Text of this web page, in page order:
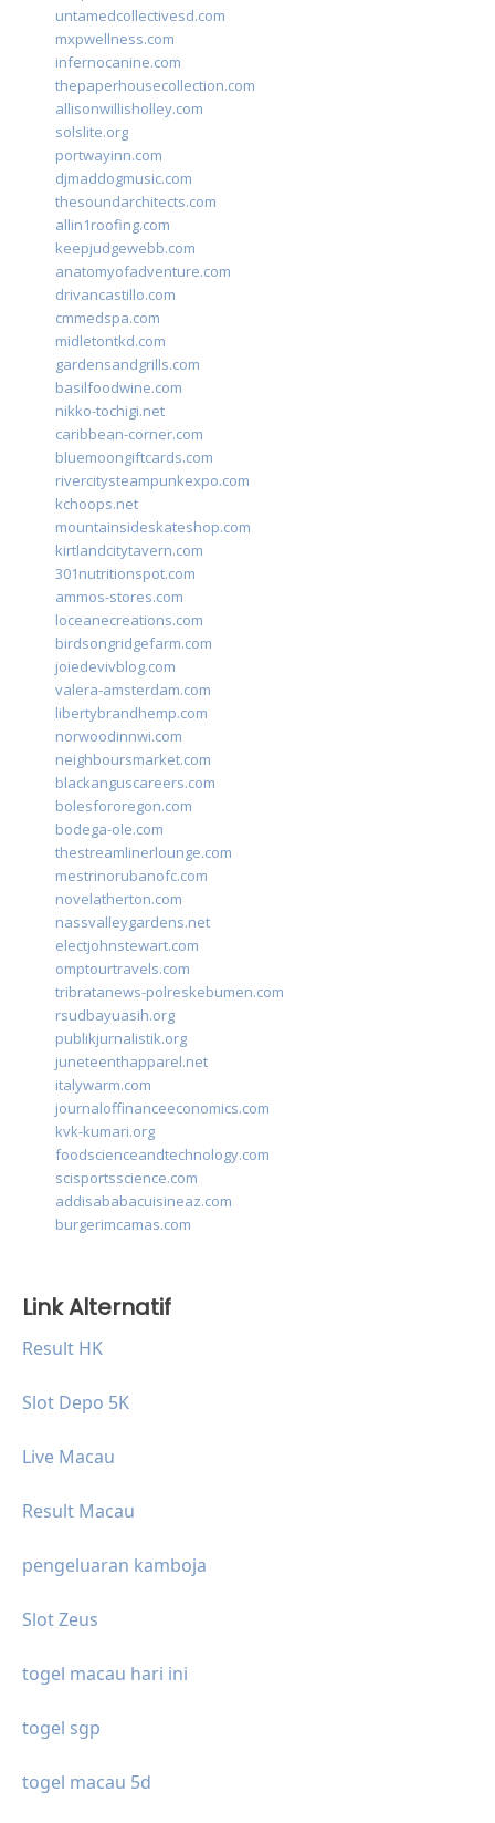
untamedcollectivesd.com
mxpwellness.com
infernocanine.com
thepaperhousecollection.com
allisonwillisholley.com
solslite.org
portwayinn.com
djmaddogmusic.com
thesoundarchitects.com
allin1roofing.com
keepjudgewebb.com
anatomyofadventure.com
drivancastillo.com
cmmedspa.com
midletontkd.com
gardensandgrills.com
basilfoodwine.com
nikko-tochigi.net
caribbean-corner.com
bluemoongiftcards.com
rivercitysteampunkexpo.com
kchoops.net
mountainsideskateshop.com
kirtlandcitytavern.com
301nutritionspot.com
ammos-stores.com
loceanecreations.com
birdsongridgefarm.com
joiedevivblog.com
valera-amsterdam.com
libertybrandhemp.com
norwoodinnwi.com
neighboursmarket.com
blackanguscareers.com
bolesfororegon.com
bodega-ole.com
thestreamlinerlounge.com
mestrinorubanofc.com
novelatherton.com
nassvalleygardens.net
electjohnstewart.com
omptourtravels.com
tribratanews-polreskebumen.com
rsudbayuasih.org
publikjurnalistik.org
juneteenthapparel.net
italywarm.com
journaloffinanceeconomics.com
kvk-kumari.org
foodscienceandtechnology.com
scisportsscience.com
addisababacuisineaz.com
burgerimcamas.com
Link Alternatif
Result HK
Slot Depo 5K
Live Macau
Result Macau
pengeluaran kamboja
Slot Zeus
togel macau hari ini
togel sgp
togel macau 5d